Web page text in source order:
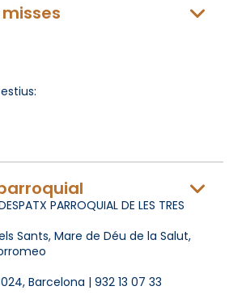
PARROQUIAL DE LES TRES
Sants, Mare de Déu de la Salut,
Barcelona | 932 13 07 33